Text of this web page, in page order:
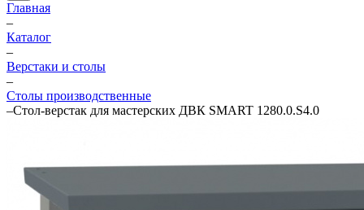
Главная
–
Каталог
–
Верстаки и столы
–
Столы производственные
–Стол-верстак для мастерских ДВК SMART 1280.0.S4.0